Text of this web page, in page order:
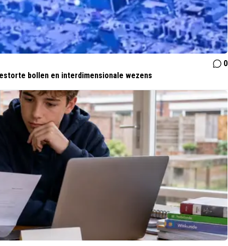
0
bollen en interdimensionale wezens